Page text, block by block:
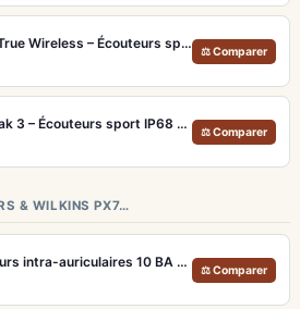
Sennheiser Sport True Wireless – Écouteurs sport à son premium et acoustique adaptable
⚖ Comparer
JBL Endurance Peak 3 – Écouteurs sport IP68 avec 50h d'autonomie
⚖ Comparer
& WILKINS PX7…
FiiO FA19 – Écouteurs intra-auriculaires 10 BA Knowles avec technologie S.Turbo
⚖ Comparer